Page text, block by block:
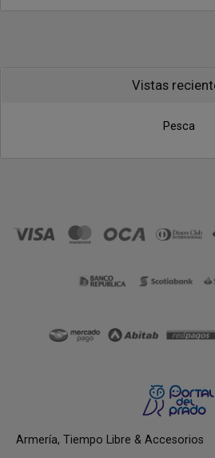
Vistas
Pesca
Armería, Tiempo Libre & Accesorios